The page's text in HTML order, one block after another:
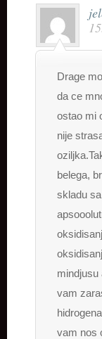
Drage
da ce
ostao mi
nije
belega,
skladu
mindjusu
vam
vam nos